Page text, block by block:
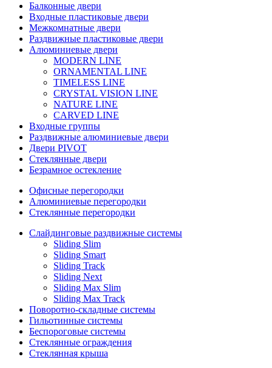
Балконные двери
Входные пластиковые двери
Межкомнатные двери
Раздвижные пластиковые двери
Алюминиевые двери
MODERN LINE
ORNAMENTAL LINE
TIMELESS LINE
CRYSTAL VISION LINE
NATURE LINE
CARVED LINE
Входные группы
Раздвижные алюминиевые двери
Двери PIVOT
Стеклянные двери
Безрамное остекление
Офисные перегородки
Алюминиевые перегородки
Стеклянные перегородки
Слайдинговые раздвижные системы
Sliding Slim
Sliding Smart
Sliding Track
Sliding Next
Sliding Max Slim
Sliding Max Track
Поворотно-складные системы
Гильотинные системы
Беспороговые системы
Стеклянные ограждения
Стеклянная крыша